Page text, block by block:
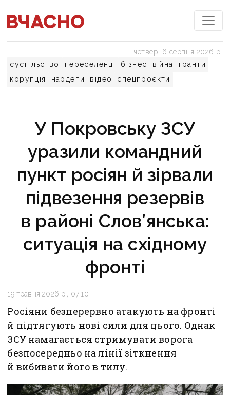
суспільство переселенці бізнес війна
гранти
корупція
нардепи відео спецпроєкти
четвер, 6 серпня 2026 р.
У Покровську ЗСУ
уразили командний
пункт росіян й зірвали
підвезення резервів
в районі Слов’янська:
ситуація на східному
фронті
19 травня 2026 р., 07:10
Росіяни безперервно атакують на фронті
й підтягують нові сили для цього. Однак
ЗСУ намагається стримувати ворога
безпосередньо на лінії зіткнення
й вибивати його в тилу.